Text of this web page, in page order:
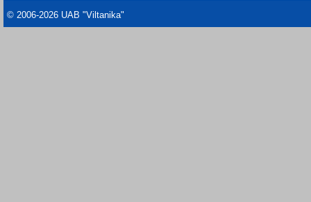
© 2006-2026 UAB "Viltanika"